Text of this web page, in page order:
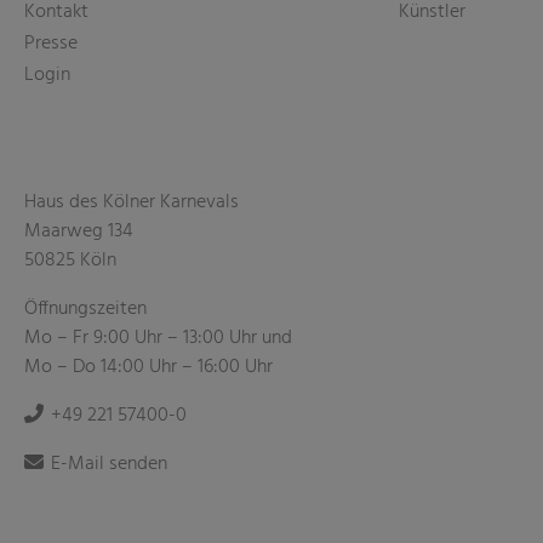
Kontakt
Presse
Login
Künstler
Haus des Kölner Karnevals
Maarweg 134
50825 Köln
Öffnungszeiten
Mo – Fr 9:00 Uhr – 13:00 Uhr und
Mo – Do 14:00 Uhr – 16:00 Uhr
+49 221 57400-0
E-Mail senden